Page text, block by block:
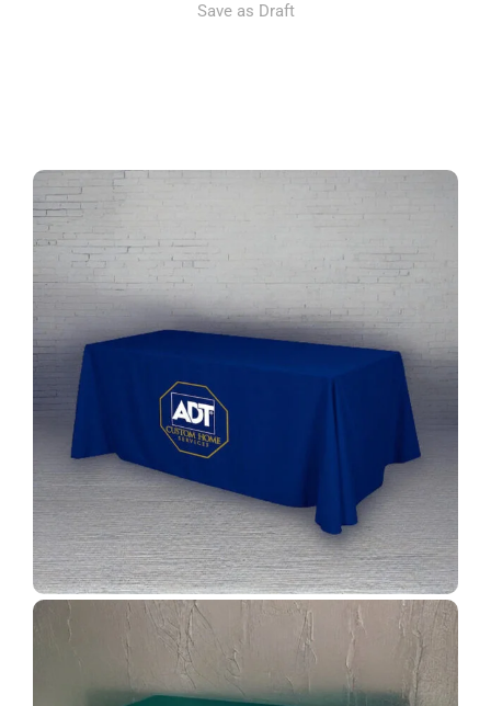
Save as Draft